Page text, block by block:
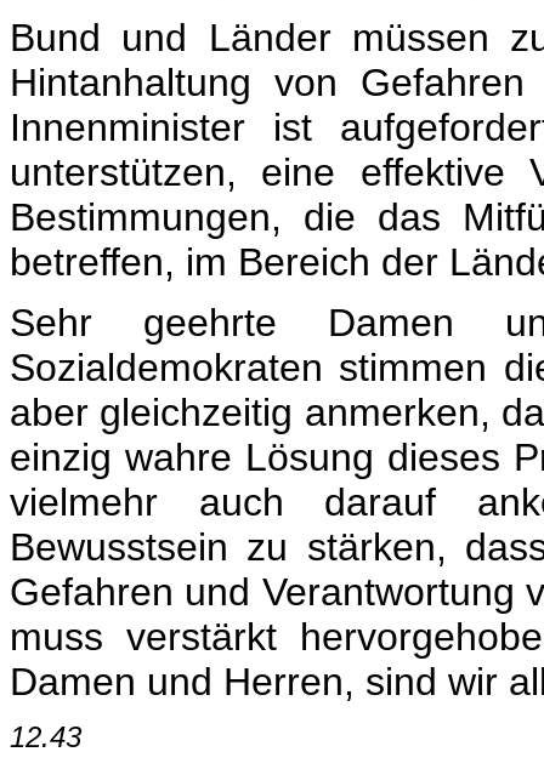
Bund und Länder müssen
Hintanhaltung von
Innenminister ist
unterstützen, eine effektive
Bestimmungen, die das
betreffen, im Bereich der
Sehr geehrte Damen
Sozialdemokraten stimmen
aber gleichzeitig anmerken,
einzig wahre Lösung dieses
vielmehr auch darauf
Bewusstsein zu stärken,
Gefahren und Verantwortung
muss verstärkt
Damen und Herren, sind wir
12.43